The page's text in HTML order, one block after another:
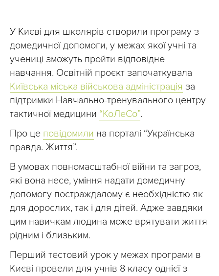
У Києві для школярів створили програму з
домедичної допомоги, у межах якої учні та
учениці зможуть пройти відповідне
навчання. Освітній проєкт започаткувала
Київська міська військова адміністрація за
підтримки Навчально-тренувального центру
тактичної медицини “КоЛеСо”.
Про це повідомили на порталі “Українська
правда. Життя”.
В умовах повномасштабної війни та загроз,
які вона несе, уміння надати домедичну
допомогу постраждалому є необхідністю як
для дорослих, так і для дітей. Адже завдяки
цим навичкам людина може врятувати життя
рідним і близьким.
Перший тестовий урок у межах програми в
Києві провели для учнів 8 класу однієї з